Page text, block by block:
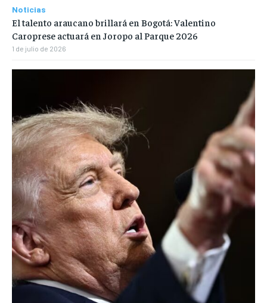
Noticias
El talento araucano brillará en Bogotá: Valentino
Caroprese actuará en Joropo al Parque 2026
1 de julio de 2026